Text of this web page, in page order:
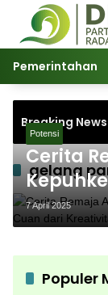
Langsung
konten
Pemerintahan
Breaking News
Watudakon
Blek Padati
gelang
Potensi
Cerita
Cuan
7 April 2025
Populer